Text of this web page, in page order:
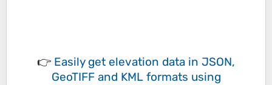
👉 Easily get elevation data in JSON,
GeoTIFF and KML formats using